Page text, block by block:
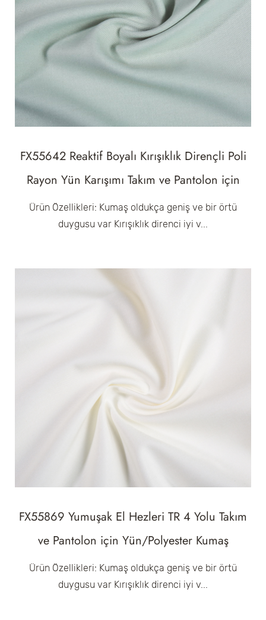
FX55642 Reaktif Boyalı Kırışıklık Dirençli Poli
Rayon Yün Karışımı Takım ve Pantolon için
Ürün Özellikleri: Kumaş oldukça geniş ve bir örtü
duygusu var Kırışıklık direnci iyi v...
FX55869 Yumuşak El Hezleri TR 4 Yolu Takım
ve Pantolon için Yün/Polyester Kumaş
Ürün Özellikleri: Kumaş oldukça geniş ve bir örtü
duygusu var Kırışıklık direnci iyi v...